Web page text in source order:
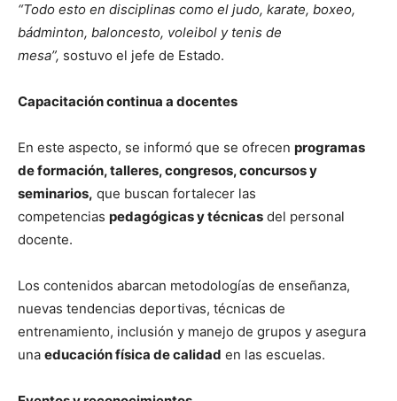
“Todo esto en disciplinas como el judo, karate, boxeo,
bádminton, baloncesto, voleibol y tenis de
mesa”, sostuvo el jefe de Estado.
Capacitación continua a docentes
En este aspecto, se informó que se ofrecen programas
de formación, talleres, congresos, concursos y
seminarios, que buscan fortalecer las
competencias pedagógicas y técnicas del personal
docente.
Los contenidos abarcan metodologías de enseñanza,
nuevas tendencias deportivas, técnicas de
entrenamiento, inclusión y manejo de grupos y asegura
una educación física de calidad en las escuelas.